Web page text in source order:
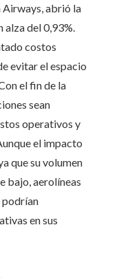
abrió la
alza del 0,93%.
costos
evitar el espacio
el fin de la
sean
operativos y
el impacto
que su volumen
bajo, aerolíneas
podrían
en sus